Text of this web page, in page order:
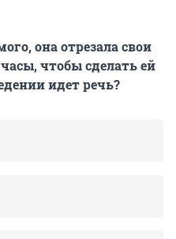
она отрезала свои
чтобы сделать ей
идет речь?